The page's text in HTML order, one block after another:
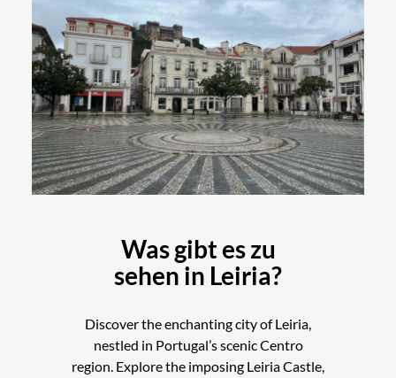
Was gibt es zu
sehen in Leiria?
Discover the enchanting city of Leiria,
nestled in Portugal’s scenic Centro
region. Explore the imposing Leiria Castle,